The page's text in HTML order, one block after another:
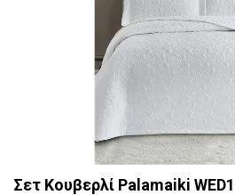
Σετ Κουβερλί Palamaiki